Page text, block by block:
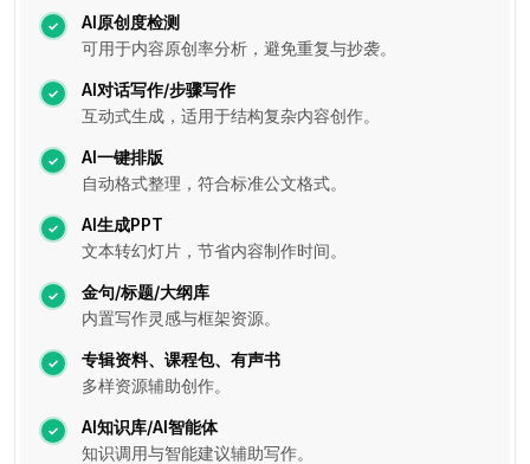
AI原创度检测
可用于内容原创率分析，避免重复与抄袭。
AI对话写作/步骤写作
互动式生成，适用于结构复杂内容创作。
AI一键排版
自动格式整理，符合标准公文格式。
AI生成PPT
文本转幻灯片，节省内容制作时间。
金句/标题/大纲库
内置写作灵感与框架资源。
专辑资料、课程包、有声书
多样资源辅助创作。
AI知识库/AI智能体
知识调用与智能建议辅助写作。